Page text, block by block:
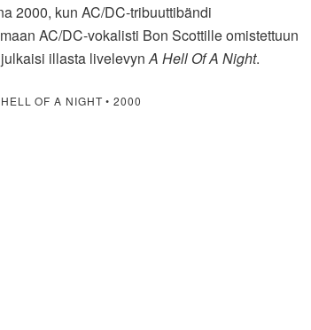
2000, kun AC/DC-tribuuttibändi
AC/DC-vokalisti Bon Scottille omistettuun
illasta livelevynA Hell Of A Night.
OF A NIGHT • 2000